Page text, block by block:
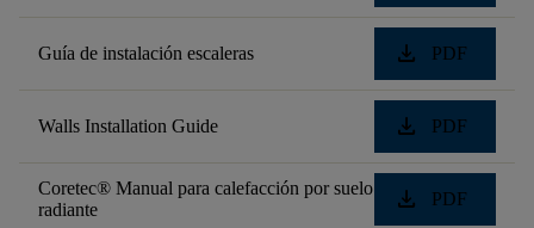
Guía de instalación escaleras download PDF
Walls Installation Guide download PDF
Coretec® Manual para calefacción por suelo
radiante
download PDF